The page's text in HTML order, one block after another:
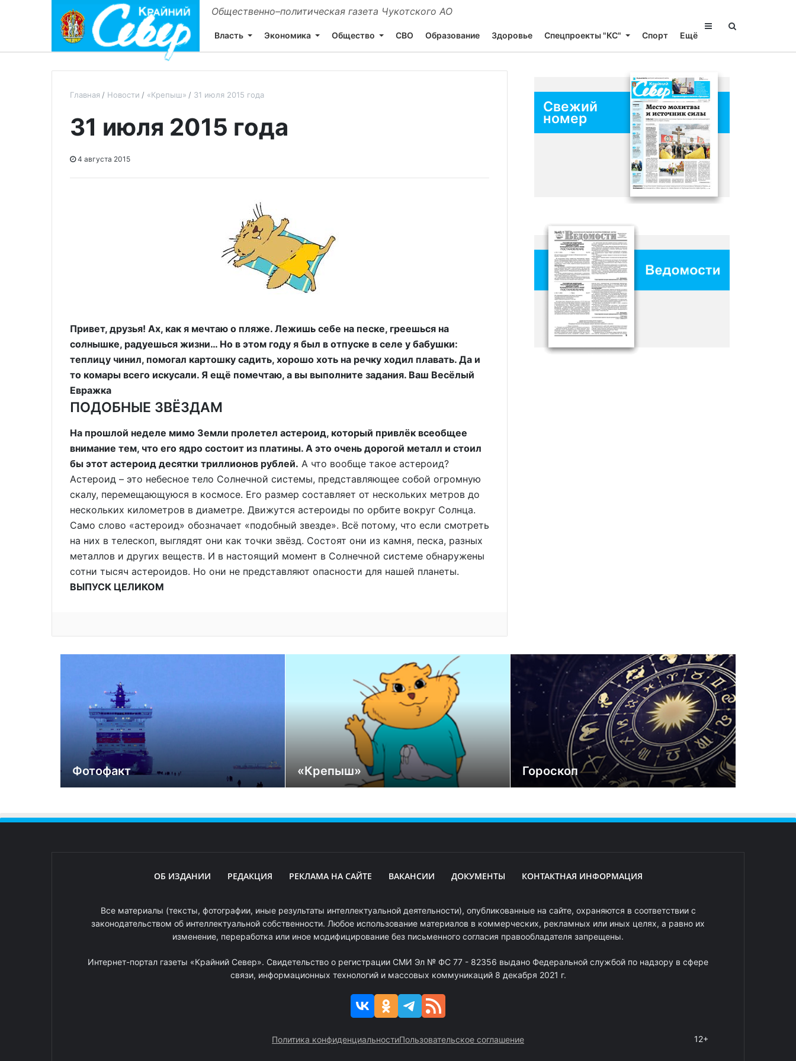
Общественно–политическая газета Чукотского АО
Власть Экономика Общество СВО Образование Здоровье Спецпроекты "КС" Спорт Ещё
Главная Новости «Крепыш» 31 июля 2015 года
31 июля 2015 года
4 августа 2015
Привет, друзья! Ах, как я мечтаю о пляже. Лежишь себе на песке, греешься на
солнышке, радуешься жизни… Но в этом году я был в отпуске в селе у бабушки:
теплицу чинил, помогал картошку садить, хорошо хоть на речку ходил плавать. Да и
то комары всего искусали. Я ещё помечтаю, а вы выполните задания. Ваш Весёлый
Евражка
ПОДОБНЫЕ ЗВЁЗДАМ
На прошлой неделе мимо Земли пролетел астероид, который привлёк всеобщее
внимание тем, что его ядро состоит из платины. А это очень дорогой металл и стоил
бы этот астероид десятки триллионов рублей. А что вообще такое астероид?
Астероид – это небесное тело Солнечной системы, представляющее собой огромную
скалу, перемещающуюся в космосе. Его размер составляет от нескольких метров до
нескольких километров в диаметре. Движутся астероиды по орбите вокруг Солнца.
Само слово «астероид» обозначает «подобный звезде». Всё потому, что если смотреть
на них в телескоп, выглядят они как точки звёзд. Состоят они из камня, песка, разных
металлов и других веществ. И в настоящий момент в Солнечной системе обнаружены
сотни тысяч астероидов. Но они не представляют опасности для нашей планеты.
ВЫПУСК ЦЕЛИКОМ
Свежий
номер
Фотофакт «Крепыш» Гороскоп
ОБ ИЗДАНИИ РЕДАКЦИЯ РЕКЛАМА НА САЙТЕ ВАКАНСИИ ДОКУМЕНТЫ КОНТАКТНАЯ ИНФОРМАЦИЯ
Все материалы (тексты, фотографии, иные результаты интеллектуальной деятельности), опубликованные на сайте, охраняются в соответствии с
законодательством об интеллектуальной собственности. Любое использование материалов в коммерческих, рекламных или иных целях, а равно их
изменение, переработка или иное модифицирование без письменного согласия правообладателя запрещены.
Интернет-портал газеты «Крайний Север». Свидетельство о регистрации СМИ Эл № ФС 77 - 82356 выдано Федеральной службой по надзору в сфере
связи, информационных технологий и массовых коммуникаций 8 декабря 2021 г.
Политика конфиденциальностиПользовательское соглашение 12+